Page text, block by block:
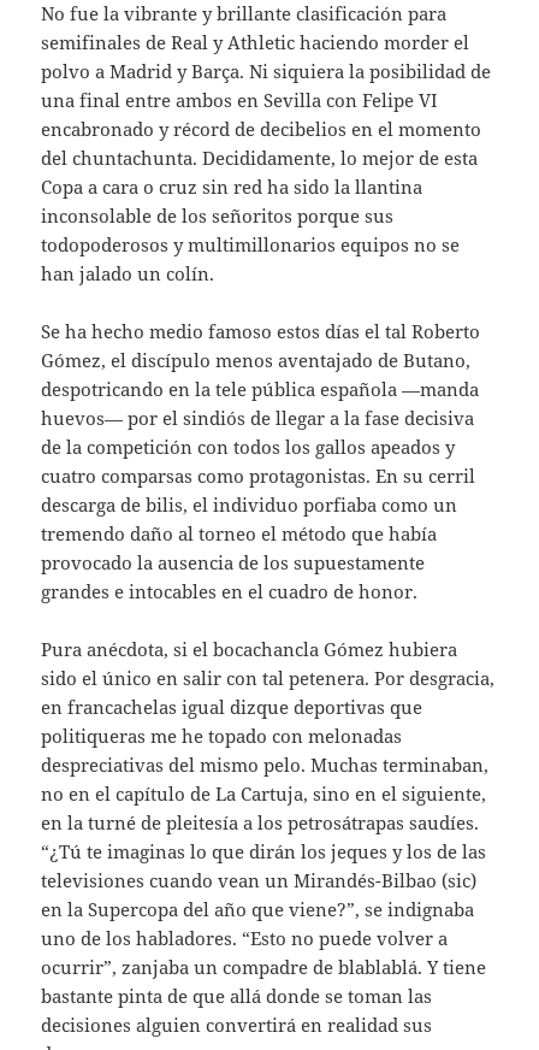
No fue la vibrante y brillante clasificación para
semifinales de Real y Athletic haciendo morder el
polvo a Madrid y Barça. Ni siquiera la posibilidad de
una final entre ambos en Sevilla con Felipe VI
encabronado y récord de decibelios en el momento
del chuntachunta. Decididamente, lo mejor de esta
Copa a cara o cruz sin red ha sido la llantina
inconsolable de los señoritos porque sus
todopoderosos y multimillonarios equipos no se
han jalado un colín.
Se ha hecho medio famoso estos días el tal Roberto
Gómez, el discípulo menos aventajado de Butano,
despotricando en la tele pública española —manda
huevos— por el sindiós de llegar a la fase decisiva
de la competición con todos los gallos apeados y
cuatro comparsas como protagonistas. En su cerril
descarga de bilis, el individuo porfiaba como un
tremendo daño al torneo el método que había
provocado la ausencia de los supuestamente
grandes e intocables en el cuadro de honor.
Pura anécdota, si el bocachancla Gómez hubiera
sido el único en salir con tal petenera. Por desgracia,
en francachelas igual dizque deportivas que
politiqueras me he topado con melonadas
despreciativas del mismo pelo. Muchas terminaban,
no en el capítulo de La Cartuja, sino en el siguiente,
en la turné de pleitesía a los petrosátrapas saudíes.
“¿Tú te imaginas lo que dirán los jeques y los de las
televisiones cuando vean un Mirandés-Bilbao (sic)
en la Supercopa del año que viene?”, se indignaba
uno de los habladores. “Esto no puede volver a
ocurrir”, zanjaba un compadre de blablablá. Y tiene
bastante pinta de que allá donde se toman las
decisiones alguien convertirá en realidad sus